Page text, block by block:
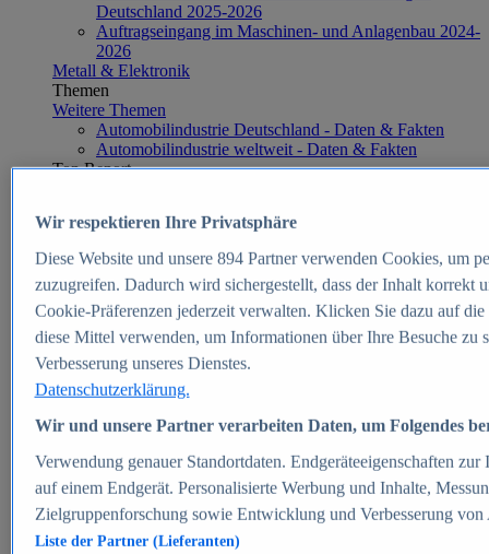
Deutschland 2025-2026
Auftragseingang im Maschinen- und Anlagenbau 2024-
2026
Metall & Elektronik
Themen
Weitere Themen
Automobilindustrie Deutschland - Daten & Fakten
Automobilindustrie weltweit - Daten & Fakten
Top Report
Zum Report
E-commerce
Beliebte Statistiken
Aktuelle Statistiken
E-Commerce - Entwicklung des Umsatzes in
Deutschland 1999-2025
Umsatz von Amazon in Deutschland und weltweit
2010-2025
B2C-E-Commerce: Top-50 Online Shops in
Deutschland 2024
Marktanteile von Online-Zahlungsverfahren in
Deutschland 2024
Umsatzstarke Warengruppen im Online-Handel in
Deutschland 2023-2025
Wir respektieren Ihre Privatsphäre
Diese Website und unsere 894Partner verwenden Cookies, um
zuzugreifen. Dadurch wird sichergestellt, dass der Inhalt korrekt
Cookie-Präferenzen jederzeit verwalten. Klicken Sie dazu auf
diese Mittel verwenden, um Informationen über Ihre Besuche
Verbesserung unseres Dienstes.
Datenschutzerklärung.
Wir und unsere Partner verarbeiten Daten, um Folgendes
Verwendung genauer Standortdaten. Endgeräteeigenschaften
auf einem Endgerät. Personalisierte Werbung und Inhalte,
Zielgruppenforschung sowie Entwicklung und Verbesserung von
Liste der Partner (Lieferanten)